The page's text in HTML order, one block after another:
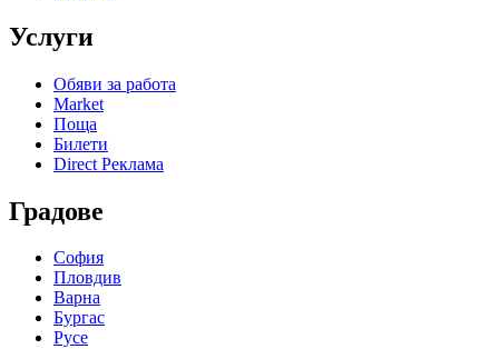
Услуги
Обяви за работа
Market
Поща
Билети
Direct Реклама
Градове
София
Пловдив
Варна
Бургас
Русе